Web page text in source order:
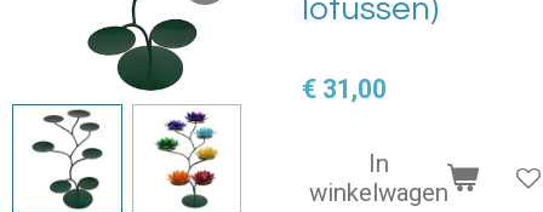
lotussen)
€ 31,00
In
winkelwagen